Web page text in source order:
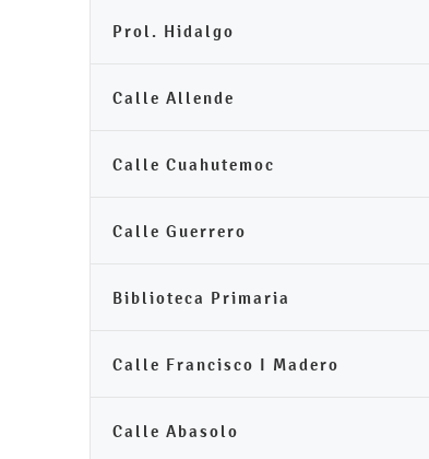
Prol. Hidalgo
Calle Allende
Calle Cuahutemoc
Calle Guerrero
Biblioteca Primaria
Calle Francisco I Madero
Calle Abasolo